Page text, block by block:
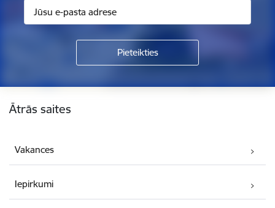
Ātrās saites
Vakances
Iepirkumi